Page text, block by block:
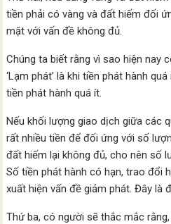
tiền phải có vàng và đất hiếm đối
mặt với vấn đề không đủ.
Chúng ta biết rằng vì sao hiện nay
‘Lạm phát’ là khi tiền phát hành
tiền phát hành quá ít.
Nếu khối lượng giao dịch giữa các
rất nhiều tiền để đối ứng với số
đất hiếm lại không đủ, cho nên số
Số tiền phát hành có hạn, trao đổi
xuất hiện vấn đề giảm phát. Đây là
Thứ ba, có người sẽ thắc mắc